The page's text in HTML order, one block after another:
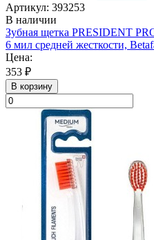
Артикул: 393253
В наличии
Зубная щетка PRESIDENT
6 мил средней жесткости,
Цена:
353 ₽
В корзину